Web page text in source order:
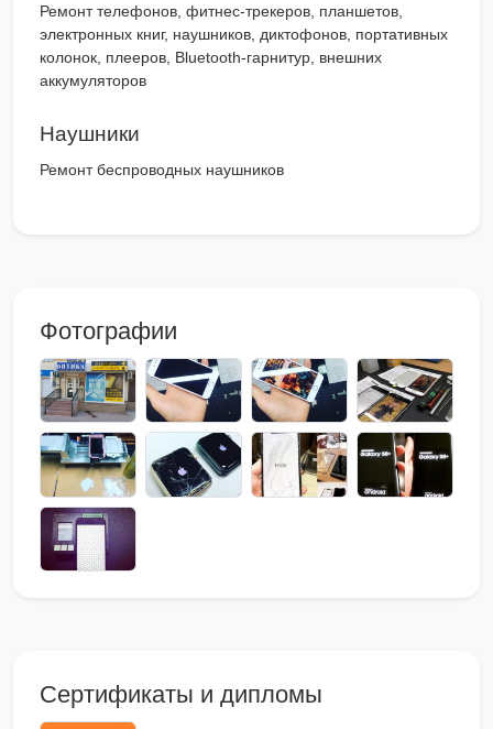
Ремонт телефонов, фитнес-трекеров, планшетов,
электронных книг, наушников, диктофонов, портативных
колонок, плееров, Bluetooth-гарнитур, внешних
аккумуляторов
Наушники
Ремонт беспроводных наушников
Фотографии
Сертификаты и дипломы